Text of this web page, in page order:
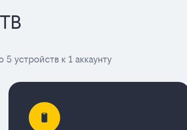
устройств к 1 аккаунту